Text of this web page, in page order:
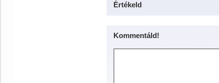
Értékeld
Kommentáld!